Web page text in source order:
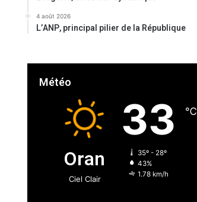
4 août 2026
L’ANP, principal pilier de la République
Météo
Oran
Ciel Clair
33 ℃
35º - 28º
43%
1.78 km/h